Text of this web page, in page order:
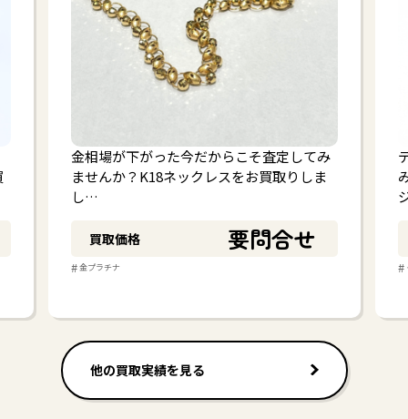
金相場が下がった今だからこそ査定してみ
ませんか？K18ネックレスをお買取りしま
し…
買取価格 要問合せ
#金プラチナ #
他の買取実績を見る